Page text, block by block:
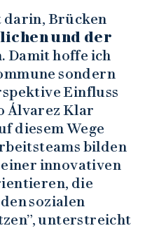
darin, Brücken
und der
Damit hoffe ich
sondern
Einfluss
Álvarez Klar
diesem Wege
bilden
einer innovativen
die
sozialen
unterstreicht